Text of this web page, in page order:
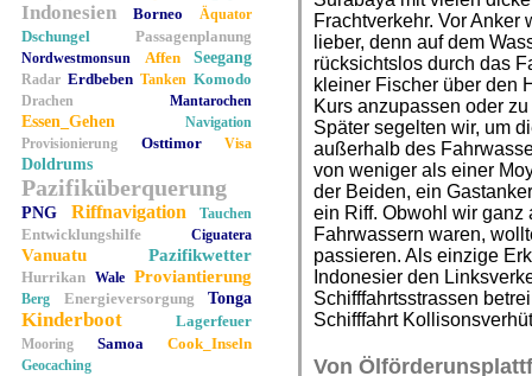
Indonesien Borneo Äquator
Dschungel Passagenplanung
Nordwestmonsun Affen Seegang
Radar Erdbeben Tanken Komodo
Drachen Mantarochen
Essen_Gehen
Navigation
Provisionierung
Osttimor Visa
Doldrums
Pazifiküberquerung
PNG Riffnavigation Tauchen
Entwicklungshilfe Ciguatera
Vanuatu Pazifikwetter
Hurrikan Wale Proviantierung
Berg Energieversorgung Tonga
Kinderboot Lagerfeuer
Mooring Samoa Cook_Inseln
Geocaching
Frachtverkehr. Vor
lieber, denn auf dem
rücksichtslos durch das
kleiner Fischer über den
Kurs anzupassen oder
Später segelten wir, um
außerhalb des
von weniger als einer
der Beiden, ein
ein Riff. Obwohl wir ganz
Fahrwassern waren,
passieren. Als einzige
Indonesier den
Schifffahrtsstrassen
Schifffahrt
Von